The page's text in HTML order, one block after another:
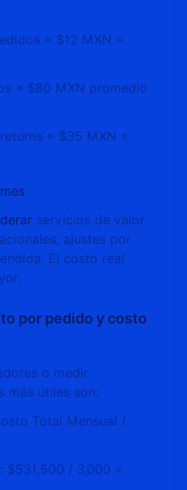
× $12 MXN =
× $80 MXN promedio
× $35 MXN =
servicios de valor
ajustes por
El costo real
por pedido y costo
o medir
más útiles son:
Total Mensual /
$531,500 / 3,000 =